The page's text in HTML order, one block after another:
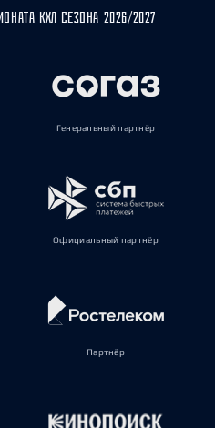
КХЛ СЕЗОНА 2026/2027
Генеральный партнёр
Официальный партнёр
Партнёр